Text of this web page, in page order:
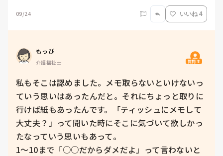
09/24 いいね 4
もっぴ
介護福祉士 質問主
私もそこは認めました。メモ取らないといけないっ
ていう思いはあったんだと。それにちょっと取りに
行けば紙もあったんです。「ティッシュにメモして
大丈夫？」って聞いた時にそこに気づいて欲しかっ
たなっていう思いもあって。
1〜10まで「○○だからダメだよ」って言わないと